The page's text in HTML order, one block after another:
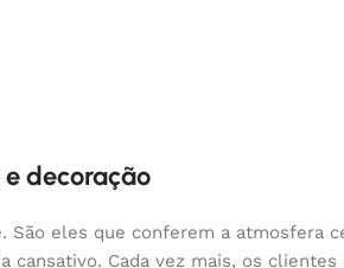
decoração
eles que conferem a atmosfera
cansativo. Cada vez mais, os